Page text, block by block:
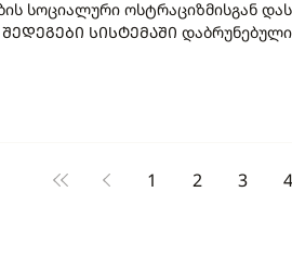
სოციალური ოსტრაციზმისგან
ამბების სირცხვილის გამო დუმდებიან. ᲨᲔᲓᲔᲒᲔᲑᲘ
1 2 3 4